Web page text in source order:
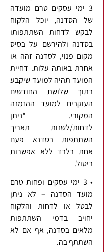
3 ימי עסקים טרם מועדה
של הסדנה, יוכל הלקוח
לבקש לדחות השתתפותו
בסדנה ולהירשם על בסיס
מקום פנוי, לסדנה זהה או
אחרת באותה עלות. דחיית
המועד תהיה למועד שיקבע
בתוך שלושת החודשים
העוקבים למועד ההזמנה
המקורי. *ניתן
לדחות/לשנות תאריך
השתתפות בסדנא פעם
אחת בלבד ללא אפשרות
ביטול.
• 3 ימי עסקים ופחות טרם
מועד הסדנה – לא ניתן
לבטל או לדחות והלקוח
יחויב בדמי השתתפות
מלאים בסדנה, אף אם לא
השתתף בה.